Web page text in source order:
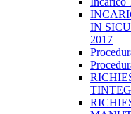
IN
2017